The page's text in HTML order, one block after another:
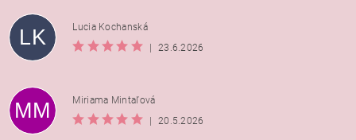
LK
Lucia Kochanská
23.6.2026
MM
Miriama Mintaľová
20.5.2026